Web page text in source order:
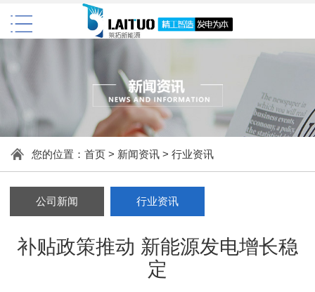
您的位置： 首页> 新闻资讯> 行业资讯
公司新闻 行业资讯
补贴政策推动 新能源发电增长稳
定